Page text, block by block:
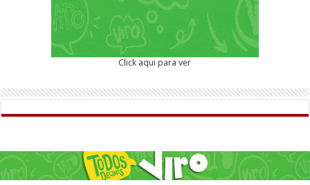
Click aqui para ver